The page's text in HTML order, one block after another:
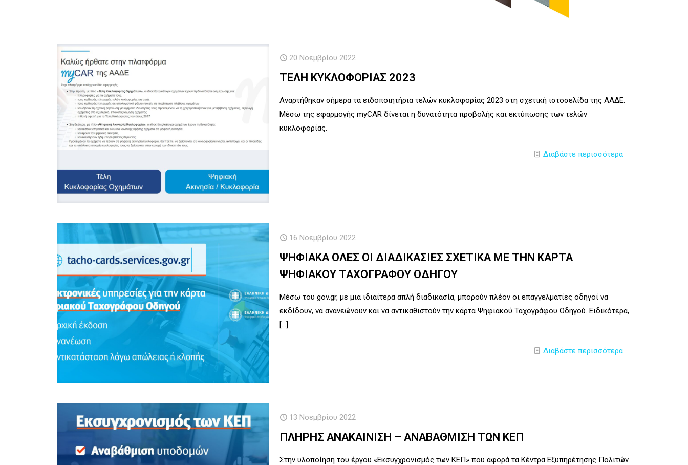
20 Νοεμβρίου 2022
ΤΕΛΗ ΚΥΚΛΟΦΟΡΙΑΣ 2023
Αναρτήθηκαν σήμερα τα ειδοποιητήρια τελών κυκλοφορίας 2023 στη σχετική ιστοσελίδα της ΑΑΔΕ.
Μέσω της εφαρμογής myCAR δίνεται η δυνατότητα προβολής και εκτύπωσης των τελών
κυκλοφορίας.
Διαβάστε περισσότερα
16 Νοεμβρίου 2022
ΨΗΦΙΑΚΑ ΟΛΕΣ ΟΙ ΔΙΑΔΙΚΑΣΙΕΣ ΣΧΕΤΙΚΑ ΜΕ ΤΗΝ ΚΑΡΤΑ
ΨΗΦΙΑΚΟΥ ΤΑΧΟΓΡΑΦΟΥ ΟΔΗΓΟΥ
Μέσω του gov.gr, με μια ιδιαίτερα απλή διαδικασία, μπορούν πλέον οι επαγγελματίες οδηγοί να
εκδίδουν, να ανανεώνουν και να αντικαθιστούν την κάρτα Ψηφιακού Ταχογράφου Οδηγού. Ειδικότερα,
[…]
Διαβάστε περισσότερα
13 Νοεμβρίου 2022
ΠΛΗΡΗΣ ΑΝΑΚΑΙΝΙΣΗ – ΑΝΑΒΑΘΜΙΣΗ ΤΩΝ ΚΕΠ
Στην υλοποίηση του έργου «Εκσυγχρονισμός των ΚΕΠ» που αφορά τα Κέντρα Εξυπηρέτησης Πολιτών